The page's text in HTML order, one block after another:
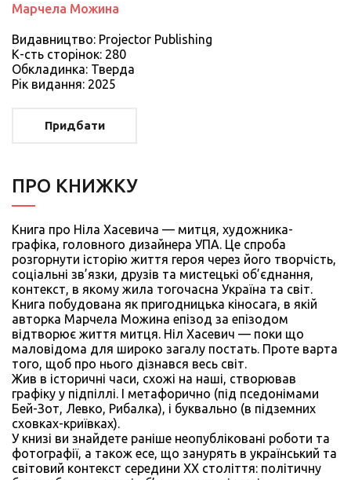
Марчела Можина
Видавництво: Projector Publishing
К-сть сторiнок: 280
Обкладинка: Тверда
Рiк видання: 2025
Придбати
ПРО КНИЖКУ
Книга про Ніла Хасевича — митця, художника-
графіка, головного дизайнера УПА. Це спроба
розгорнути історію життя героя через його творчість,
соціальні зв’язки, друзів та мистецькі об’єднання,
контекст, в якому жила тогочасна Україна та світ.
Книга побудована як пригодницька кіносага, в якій
авторка Марчела Можина епізод за епізодом
відтворює життя митця. Ніл Хасевич — поки що
маловідома для широко загалу постать. Проте варта
того, щоб про нього дізнався весь світ.
Жив в історичні часи, схожі на наші, створював
графіку у підпіллі. І метафорично (під пседонімами
Бей-Зот, Левко, Рибалка), і буквально (в підземних
сховках-криївках).
У книзі ви знайдете раніше неопубліковані роботи та
фотографії, а також есе, що занурять в український та
світовий контекст середини ХХ століття: політичну